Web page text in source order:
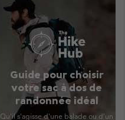
Guide pour choisir
votre sac à dos de
randonnée idéal
Qu'il s'agisse d'une balade ou d'un